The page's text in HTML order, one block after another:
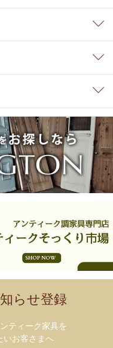
らせ登録
ティーク家具を
いお客さまへ